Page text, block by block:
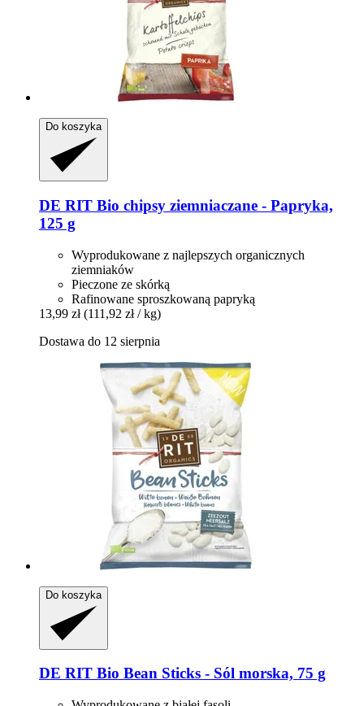
Do koszyka
DE RIT Bio chipsy ziemniaczane -​ Papryka,
125 g
Wyprodukowane z najlepszych organicznych
ziemniaków
Pieczone ze skórką
Rafinowane sproszkowaną papryką
13,99 zł (111,92 zł / kg)
Dostawa do 12 sierpnia
Do koszyka
DE RIT Bio Bean Sticks -​ Sól morska, 75 g